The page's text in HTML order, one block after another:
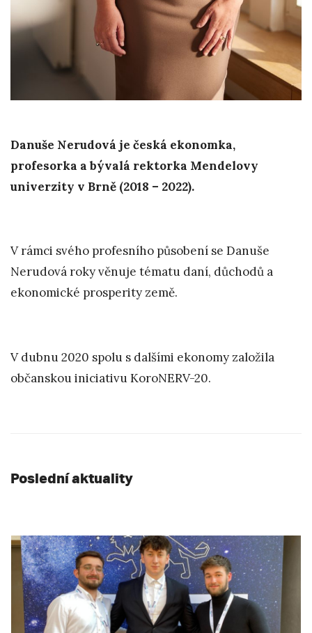
Danuše Nerudová je česká ekonomka,
profesorka a bývalá rektorka Mendelovy
univerzity v Brně (2018 – 2022).
V rámci svého profesního působení se Danuše
Nerudová roky věnuje tématu daní, důchodů a
ekonomické prosperity země.
V dubnu 2020 spolu s dalšími ekonomy založila
občanskou iniciativu KoroNERV-20.
Poslední aktuality